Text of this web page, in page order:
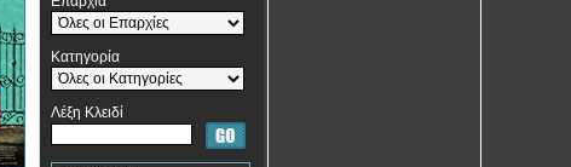
Κατηγορία
Λέξη Κλειδί